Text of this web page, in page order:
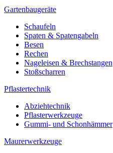
Gartenbaugeräte
Schaufeln
Spaten & Spatengabeln
Besen
Rechen
Nageleisen & Brechstangen
Stoßscharren
Pflastertechnik
Abziehtechnik
Pflasterwerkzeuge
Gummi- und Schonhämmer
Maurerwerkzeuge